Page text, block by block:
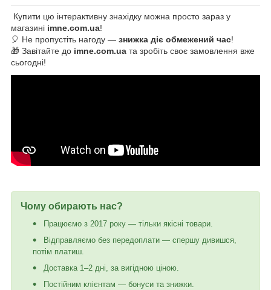
Купити цю інтерактивну знахідку можна просто зараз у
магазині imne.com.ua!
🎈 Не пропустіть нагоду — знижка діє обмежений час!
🎁 Завітайте до imne.com.ua та зробіть своє замовлення вже
сьогодні!
Чому обирають нас?
Працюємо з 2017 року — тільки якісні товари.
Відправляємо без передоплати — спершу дивишся,
потім платиш.
Доставка 1–2 дні, за вигідною ціною.
Постійним клієнтам — бонуси та знижки.